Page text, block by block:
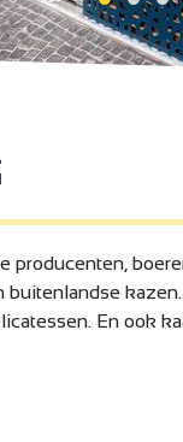
producenten,
buitenlandse
En ook